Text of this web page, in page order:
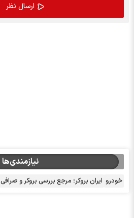
نیازمندی‌ها
خودرو ایران بروکر؛ مرجع بررسی بروکر و صرافی